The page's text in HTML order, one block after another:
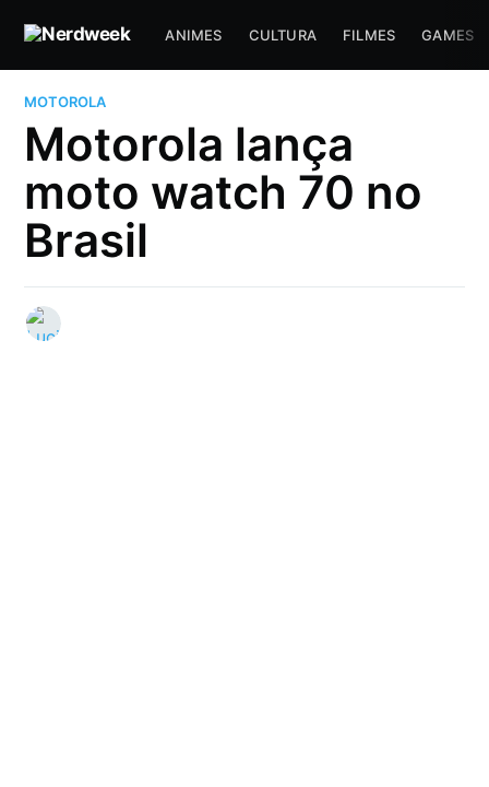
ANIMES CULTURA FILMES GAMES
MOTOROLA
Motorola lança
moto watch 70 no
Brasil